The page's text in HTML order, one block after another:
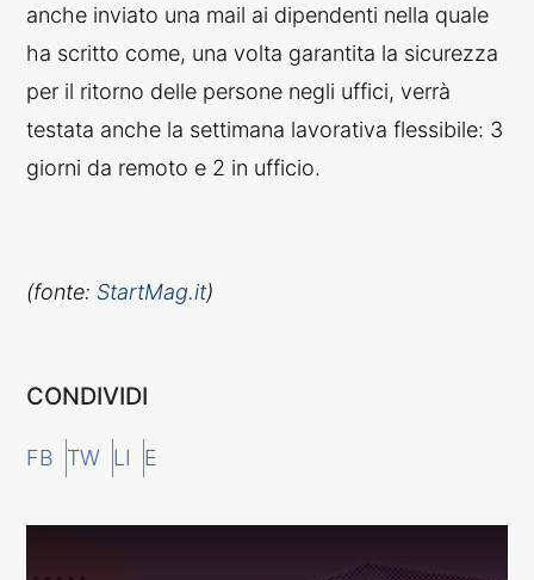
anche inviato una mail ai dipendenti nella quale
ha scritto come, una volta garantita la sicurezza
per il ritorno delle persone negli uffici, verrà
testata anche la settimana lavorativa flessibile: 3
giorni da remoto e 2 in ufficio.
(fonte: StartMag.it)
CONDIVIDI
FB TW LI E